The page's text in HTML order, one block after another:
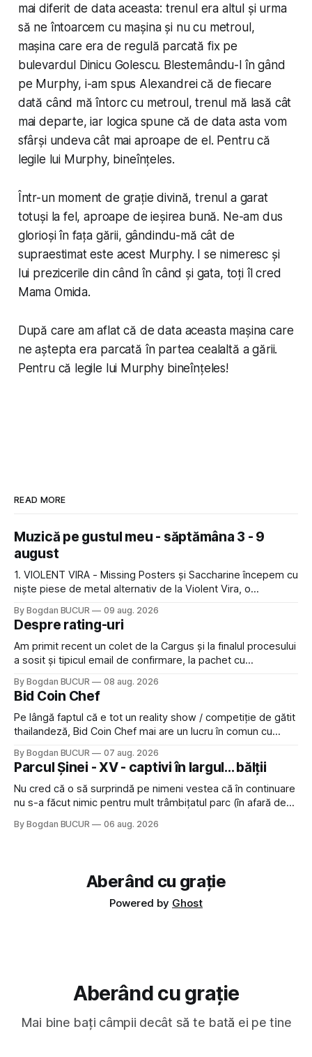
mai diferit de data aceasta: trenul era altul și urma
să ne întoarcem cu mașina și nu cu metroul,
mașina care era de regulă parcată fix pe
bulevardul Dinicu Golescu. Blestemându-l în gând
pe Murphy, i-am spus Alexandrei că de fiecare
dată când mă întorc cu metroul, trenul mă lasă cât
mai departe, iar logica spune că de data asta vom
sfârși undeva cât mai aproape de el. Pentru că
legile lui Murphy, bineînțeles.
Într-un moment de grație divină, trenul a garat
totuși la fel, aproape de ieșirea bună. Ne-am dus
glorioși în fața gării, gândindu-mă cât de
supraestimat este acest Murphy. I se nimeresc și
lui prezicerile din când în când și gata, toți îl cred
Mama Omida.
După care am aflat că de data aceasta mașina care
ne aștepta era parcată în partea cealaltă a gării.
Pentru că legile lui Murphy bineînțeles!
READ MORE
Muzică pe gustul meu - săptămâna 3 - 9
august
1. VIOLENT VIRA - Missing Posters și Saccharine începem cu
niște piese de metal alternativ de la Violent Vira, o
acest gen. E genul de muzică pe care îl ascultam cu plăcere
acum 15-20 de ani și mă bucur să văd
By Bogdan BUCUR 09 aug. 2026
Despre rating-uri
Am primit recent un colet de la Cargus și la finalul procesului
a sosit și tipicul email de confirmare, la pachet cu
feedback-ului și eram în toate bune, de data asta am dat
click să le las un rating. Un 5
By Bogdan BUCUR 08 aug. 2026
Bid Coin Chef
Pe lângă faptul că e tot un reality show / competiție de gătit
thailandeză, Bid Coin Chef mai are un lucru în comun cu
lăsat rece la prima vedere, după care m-a făcut să mă
îndrăgostesc de el. Nu mi-a plăcut faptul
By Bogdan BUCUR 07 aug. 2026
Parcul Șinei - XV - captivi în largul... bălții
Nu cred că o să surprindă pe nimeni vestea că în continuare
nu s-a făcut nimic pentru mult trâmbițatul parc (în afară de
timp pui și latră prin gard la lumea care trece prin zonă). Am
By Bogdan BUCUR 06 aug. 2026
Aberând cu grație
Powered by Ghost
Aberând cu grație
Mai bine bați câmpii decât să te bată ei pe tine